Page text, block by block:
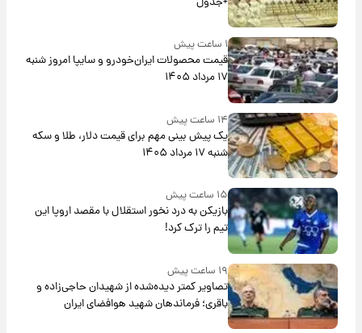
۱ ساعت پیش
قیمت محصولات ایران‌خودرو و سایپا امروز شنبه
۱۷ مرداد ۱۴۰۵
۱۴ ساعت پیش
یک پیش ‌بینی مهم برای قیمت دلار، طلا و سکه
شنبه ۱۷ مرداد ۱۴۰۵
۱۵ ساعت پیش
بازیکن به درد نخور استقلال با مقصد اروپا این
تیم را ترک کرد!
۱۹ ساعت پیش
تصاویر کمتر دیده‌شده از شهیدان حاجی‌زاده و
باقری؛ فرماندهان شهید هوافضای ایران